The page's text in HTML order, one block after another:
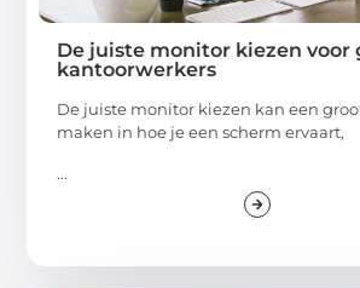
De juiste monitor kiezen voor
kantoorwerkers
De juiste monitor kiezen kan een
maken in hoe je een scherm ervaart,
...